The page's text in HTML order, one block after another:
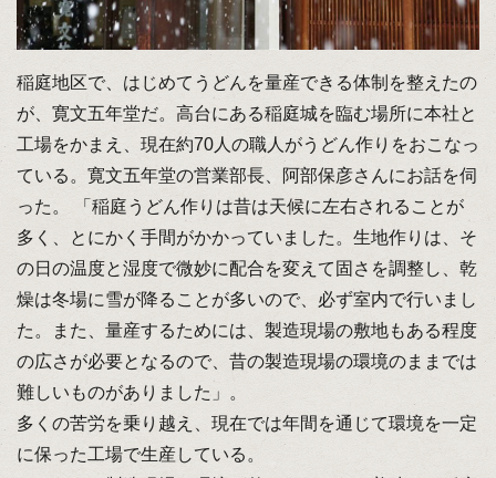
稲庭地区で、はじめてうどんを量産できる体制を整えたの
が、寛文五年堂だ。高台にある稲庭城を臨む場所に本社と
工場をかまえ、現在約70人の職人がうどん作りをおこなっ
ている。寛文五年堂の営業部長、阿部保彦さんにお話を伺
った。 「稲庭うどん作りは昔は天候に左右されることが
多く、とにかく手間がかかっていました。生地作りは、そ
の日の温度と湿度で微妙に配合を変えて固さを調整し、乾
燥は冬場に雪が降ることが多いので、必ず室内で行いまし
た。また、量産するためには、製造現場の敷地もある程度
の広さが必要となるので、昔の製造現場の環境のままでは
難しいものがありました」。
多くの苦労を乗り越え、現在では年間を通じて環境を一定
に保った工場で生産している。